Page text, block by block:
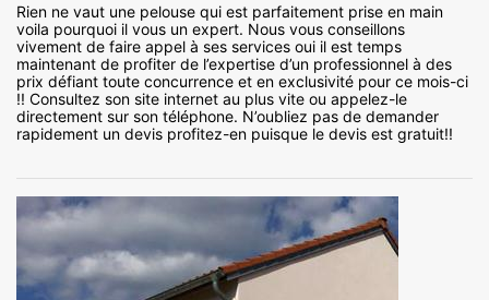
Rien ne vaut une pelouse qui est parfaitement prise en main
voila pourquoi il vous un expert. Nous vous conseillons
vivement de faire appel à ses services oui il est temps
maintenant de profiter de l’expertise d’un professionnel à des
prix défiant toute concurrence et en exclusivité pour ce mois-ci
!! Consultez son site internet au plus vite ou appelez-le
directement sur son téléphone. N’oubliez pas de demander
rapidement un devis profitez-en puisque le devis est gratuit!!